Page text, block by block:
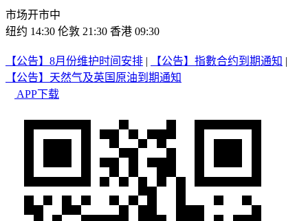
市场开市中
纽约 14:30 伦敦 21:30 香港 09:30
【公告】8月份维护时间安排 | 【公告】指數合约到期通知 |
【公告】天然气及英国原油到期通知
APP下载